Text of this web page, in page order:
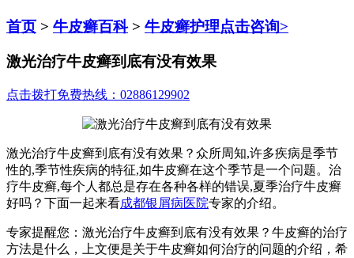
首页 > 牛皮癣百科> 牛皮癣护理点击咨询>
激光治疗牛皮癣到底有没有效果
点击拨打免费热线：02886129902
激光治疗牛皮癣到底有没有效果？众所周知,许多疾病是季节
性的,季节性疾病的特征,如牛皮癣在这个季节是一个问题。治
疗牛皮癣,每个人都总是存在各种各样的错误,夏季治疗牛皮癣
好吗？下面一起来看成都银屑病医院专家的介绍。
专家提醒您：激光治疗牛皮癣到底有没有效果？牛皮癣的治疗
方法是什么，上文便是关于牛皮癣如何治疗的问题的介绍，希